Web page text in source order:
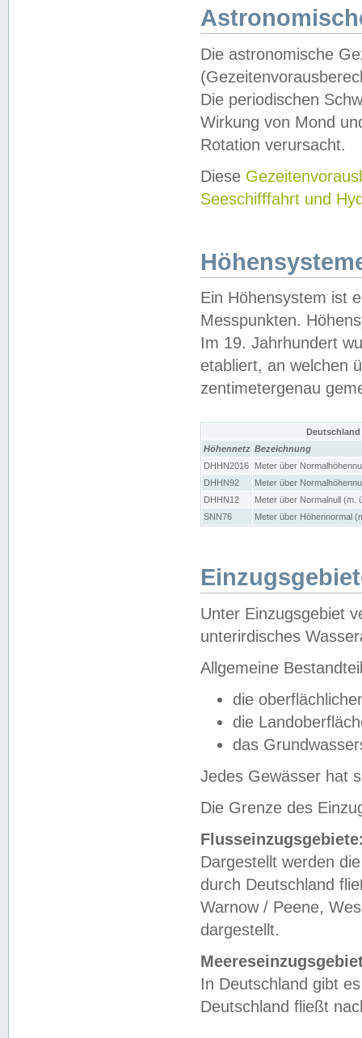
Die astronomische
Die periodischen
Wirkung von Mond
Rotation verursacht.
Diese
Seeschifffahrt und
Ein Höhensystem ist
Messpunkten.
Im 19. Jahrhundert
etabliert, an welchen
zentimetergenau
Höhennetz Bezeichnung
DHHN2016
Meter über
DHHN92
Meter über
DHHN12
Meter über Normalnull (m.
SNN76
Meter über Höhennormal
Unter Einzugsgebiet
unterirdisches
Allgemeine
die
die
das
Jedes Gewässer hat
Die Grenze des
Dargestellt werden
durch Deutschland
Warnow / Peene,
dargestellt.
In Deutschland gibt
Deutschland fließt